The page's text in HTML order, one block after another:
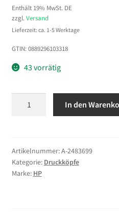
Enthält 19% MwSt. DE
zzgl. Versand
Lieferzeit: ca. 1-5 Werktage
GTIN: 0889296103318
43 vorrätig
Tintenpatrone,
300
ml
In den
Artikelnummer:A-2483699
Kategorie: Druckköpfe
Marke: HP